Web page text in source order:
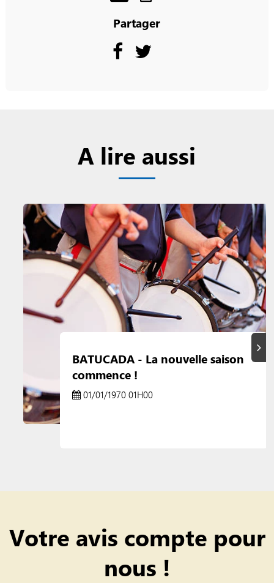
Partager
A lire aussi
BATUCADA - La nouvelle saison
commence !
01/01/1970 01H00
Votre avis compte pour
nous !